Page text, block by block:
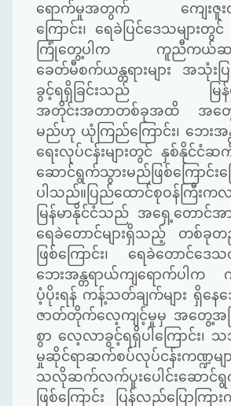
ရောက်မှုအတွက် ကျေးဇူးတင်
ကြောင်း၊ ရေခဲပြင်ဒေသများတွ
ကြုံတွေ့ပါက ကူညီကယ်ဆ
ခေတ်မီစက်ယန္တရားများ အသုံ
ခွင့်ရရှိခြင်းသည် မြန်မ
အတိုင်းအတာတစ်ခုအထိ အတွေ့အ
မည်ဟု ယုံကြည်ကြောင်း၊ ဘေးအ
ရေးလုပ်ငန်းများတွင် နှစ်နိုင်ငံဆ
ဆောင်ရွက်သွားမည်ဖြစ်ကြောင်းပြ
ပါသည်။ပြည်ထောင်စုဝန်ကြီးက
မြန်မာနိုင်ငံသည် အရှေ့တောင်အာ
ရေခဲတောင်များရှိသည့် တစ်ခု
ဖြစ်ကြောင်း၊ ရေခဲတောင်
ဘေးအန္တရာယ်ကျရောက်ပ
ပံ့ပိုးရန် ကန့်သတ်ချက်များ ရှိန
ဇာတ်တိုက်လေ့ကျင့်မှုမှ အတွေ့အကြုံ
စွာ လေ့လာခွင့်ရရှိပါကြောင်း၊
မှုဆိုင်ရာဆက်စပ်လုပ်ငန်းကဏ္ဍမ
သလိုဆက်လက်ပူးပေါင်းဆောင်
ဖြစ်ကြောင်း ပြန်လည်ပြောက